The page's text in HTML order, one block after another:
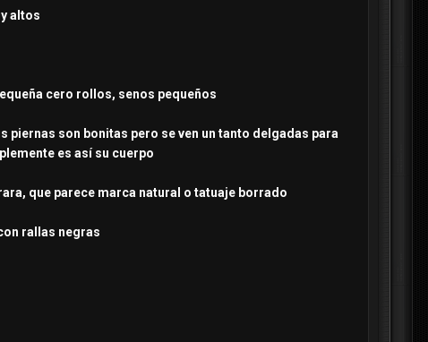
altos
cero rollos, senos pequeños
piernas son bonitas pero se ven un tanto delgadas para
es así su cuerpo
que parece marca natural o tatuaje borrado
rallas negras